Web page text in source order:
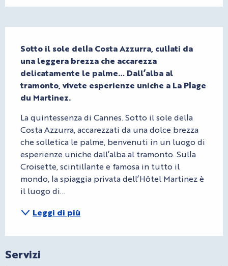
Descrizione
Sotto il sole della Costa Azzurra, cullati da
una leggera brezza che accarezza
delicatamente le palme… Dall’alba al
tramonto, vivete esperienze uniche a La Plage
du Martinez.
La quintessenza di Cannes. Sotto il sole della
Costa Azzurra, accarezzati da una dolce brezza
che solletica le palme, benvenuti in un luogo di
esperienze uniche dall’alba al tramonto. Sulla
Croisette, scintillante e famosa in tutto il
mondo, la spiaggia privata dell’Hôtel Martinez è
il luogo di...
Leggi di più
Servizi